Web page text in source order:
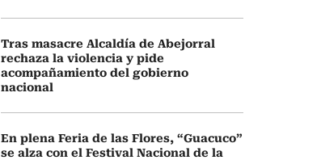
Tras masacre Alcaldía de Abejorral
rechaza la violencia y pide
acompañamiento del gobierno
nacional
En plena Feria de las Flores, “Guacuco”
se alza con el Festival Nacional de la